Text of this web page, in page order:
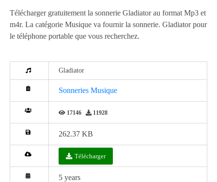
Télécharger gratuitement la sonnerie Gladiator au format Mp3 et
m4r. La catégorie Musique va fournir la sonnerie. Gladiator pour
le téléphone portable que vous recherchez.
Gladiator
Sonneries Musique
17146 11928
262.37 KB
Télécharger
5 years